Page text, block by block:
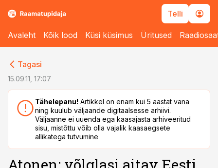
Telli
Avaleht Kõik lood Küsi küsimus Üritused
Tagasi
15.09.11, 17:07
Tähelepanu! Artikkel on enam kui 5 aastat vana
ning kuulub väljaande digitaalsesse arhiivi.
Väljaanne ei uuenda ega kaasajasta arhiveeritud
sisu, mistõttu võib olla vajalik kaasaegsete
allikatega tutvumine